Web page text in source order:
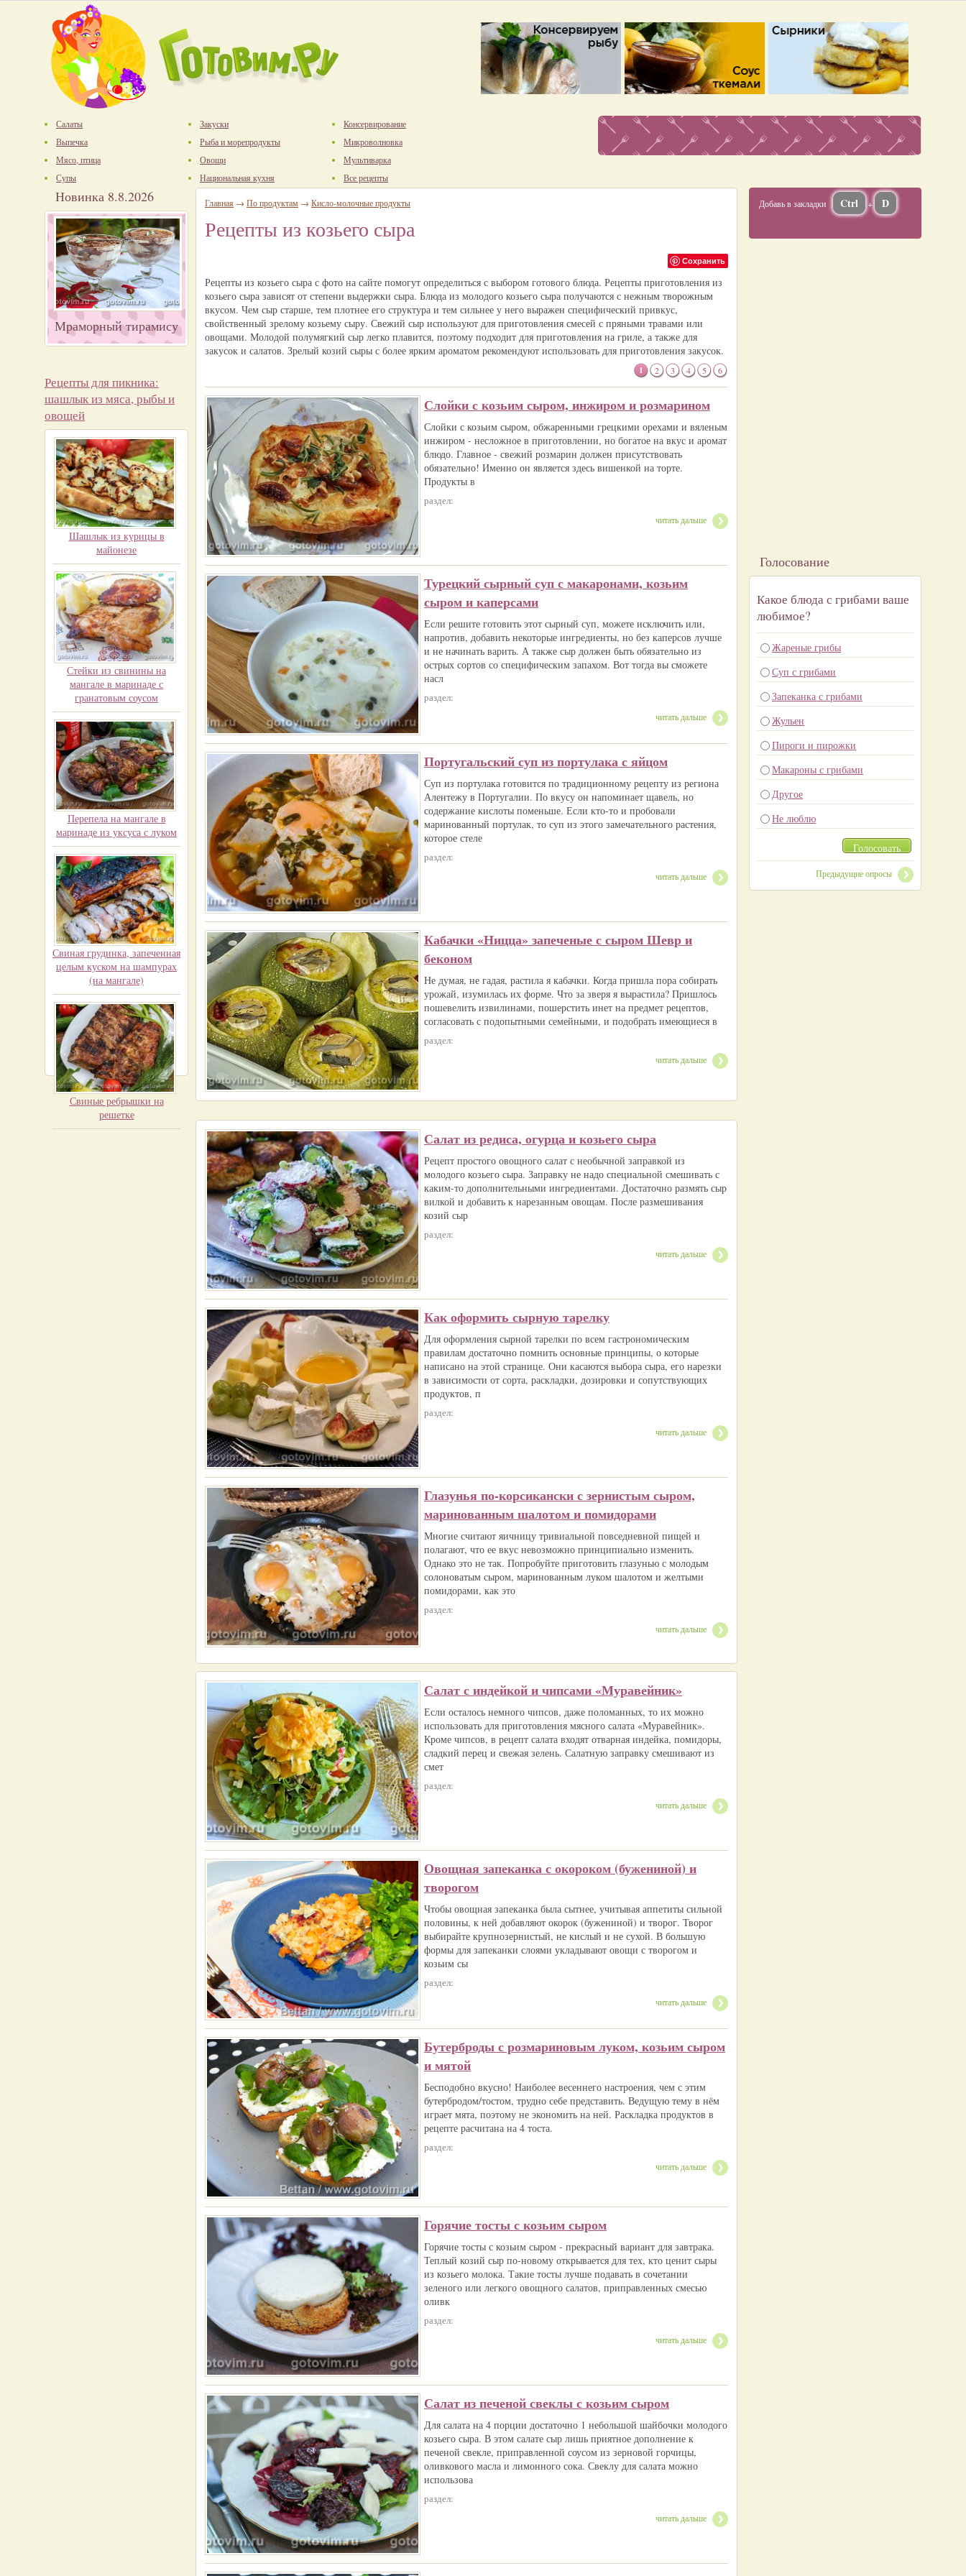
Салаты
Выпечка
Мясо, птица
Супы
Закуски
Рыба и морепродукты
Овощи
Национальная кухня
Консервирование
Микроволновка
Мультиварка
Все рецепты
Новинка 8.8.2026
Мраморный тирамису
Рецепты для пикника:
шашлык из мяса, рыбы и
овощей
Шашлык из курицы в
майонезе
Стейки из свинины на
мангале в маринаде с
гранатовым соусом
Перепела на мангале в
маринаде из уксуса с луком
Свиная грудинка, запеченная
целым куском на шампурах
(на мангале)
Свиные ребрышки на
решетке
Главная → По продуктам → Кисло-молочные продукты
Рецепты из козьего сыра
Сохранить
Рецепты из козьего сыра с фото на сайте помогут определиться с выбором готового блюда. Рецепты приготовления из
козьего сыра зависят от степени выдержки сыра. Блюда из молодого козьего сыра получаются с нежным творожным
вкусом. Чем сыр старше, тем плотнее его структура и тем сильнее у него выражен специфический привкус,
свойственный зрелому козьему сыру. Свежий сыр используют для приготовления смесей с пряными травами или
овощами. Молодой полумягкий сыр легко плавится, поэтому подходит для приготовления на гриле, а также для
закусок и салатов. Зрелый козий сыры с более ярким ароматом рекомендуют использовать для приготовления закусок.
1 2 3 4 5 6
Слойки с козьим сыром, инжиром и розмарином
Слойки с козьим сыром, обжаренными грецкими орехами и вяленым
инжиром - несложное в приготовлении, но богатое на вкус и аромат
блюдо. Главное - свежий розмарин должен присутствовать
обязательно! Именно он является здесь вишенкой на торте.
Продукты в
раздел:
читать дальше
Турецкий сырный суп с макаронами, козьим
сыром и каперсами
Если решите готовить этот сырный суп, можете исключить или,
напротив, добавить некоторые ингредиенты, но без каперсов лучше
и не начинать варить. А также сыр должен быть обязательно из
острых сортов со специфическим запахом. Вот тогда вы сможете
насл
раздел:
читать дальше
Португальский суп из портулака с яйцом
Суп из портулака готовится по традиционному рецепту из региона
Алентежу в Португалии. По вкусу он напоминает щавель, но
содержание кислоты поменьше. Если кто-то и пробовали
маринованный портулак, то суп из этого замечательного растения,
которое стеле
раздел:
читать дальше
Кабачки «Ницца» запеченые с сыром Шевр и
беконом
Не думая, не гадая, растила я кабачки. Когда пришла пора собирать
урожай, изумилась их форме. Что за зверя я вырастила? Пришлось
пошевелить извилинами, пошерстить инет на предмет рецептов,
согласовать с подопытными семейными, и подобрать имеющиеся в
раздел:
читать дальше
Салат из редиса, огурца и козьего сыра
Рецепт простого овощного салат с необычной заправкой из
молодого козьего сыра. Заправку не надо специальной смешивать с
каким-то дополнительными ингредиентами. Достаточно размять сыр
вилкой и добавить к нарезанным овощам. После размешивания
козий сыр
раздел:
читать дальше
Как оформить сырную тарелку
Для оформления сырной тарелки по всем гастрономическим
правилам достаточно помнить основные принципы, о которые
написано на этой странице. Они касаются выбора сыра, его нарезки
в зависимости от сорта, раскладки, дозировки и сопутствующих
продуктов, п
раздел:
читать дальше
Глазунья по-корсикански с зернистым сыром,
маринованным шалотом и помидорами
Многие считают яичницу тривиальной повседневной пищей и
полагают, что ее вкус невозможно принципиально изменить.
Однако это не так. Попробуйте приготовить глазунью с молодым
солоноватым сыром, маринованным луком шалотом и желтыми
помидорами, как это
раздел:
читать дальше
Салат с индейкой и чипсами «Муравейник»
Если осталось немного чипсов, даже поломанных, то их можно
использовать для приготовления мясного салата «Муравейник».
Кроме чипсов, в рецепт салата входят отварная индейка, помидоры,
сладкий перец и свежая зелень. Салатную заправку смешивают из
смет
раздел:
читать дальше
Овощная запеканка с окороком (бужениной) и
творогом
Чтобы овощная запеканка была сытнее, учитывая аппетиты сильной
половины, к ней добавляют окорок (бужениной) и творог. Творог
выбирайте крупнозернистый, не кислый и не сухой. В большую
формы для запеканки слоями укладывают овощи с творогом и
козьим сы
раздел:
читать дальше
Бутерброды с розмариновым луком, козьим сыром
и мятой
Бесподобно вкусно! Наиболее весеннего настроения, чем с этим
бутербродом/тостом, трудно себе представить. Ведущую тему в нём
играет мята, поэтому не экономить на ней. Раскладка продуктов в
рецепте расчитана на 4 тоста.
раздел:
читать дальше
Горячие тосты с козьим сыром
Горячие тосты с козьим сыром - прекрасный вариант для завтрака.
Теплый козий сыр по-новому открывается для тех, кто ценит сыры
из козьего молока. Такие тосты лучше подавать в сочетании
зеленого или легкого овощного салатов, приправленных смесью
оливк
раздел:
читать дальше
Салат из печеной свеклы с козьим сыром
Для салата на 4 порции достаточно 1 небольшой шайбочки молодого
козьего сыра. В этом салате сыр лишь приятное дополнение к
печеной свекле, приправленной соусом из зерновой горчицы,
оливкового масла и лимонного сока. Свеклу для салата можно
использова
раздел:
читать дальше
Добавь в закладки Ctrl + D
Голосование
Какое блюда с грибами ваше
любимое?
Жареные грибы
Суп с грибами
Запеканка с грибами
Жульен
Пироги и пирожки
Макароны с грибами
Другое
Не люблю
Голосовать
Предыдущие опросы